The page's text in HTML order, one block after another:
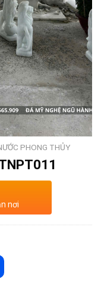
PHONG THỦY
nơi